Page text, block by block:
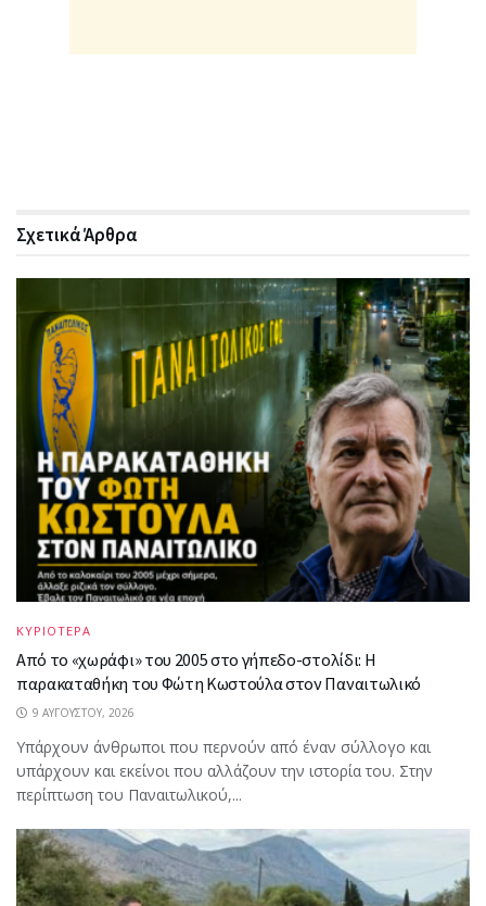
ΣχετικάΆρθρα
ΚΥΡΙΟΤΕΡΑ
Από το «χωράφι» του 2005 στο γήπεδο-στολίδι: Η
παρακαταθήκη του Φώτη Κωστούλα στον Παναιτωλικό
9 ΑΥΓΟΎΣΤΟΥ, 2026
Υπάρχουν άνθρωποι που περνούν από έναν σύλλογο και
υπάρχουν και εκείνοι που αλλάζουν την ιστορία του. Στην
περίπτωση του Παναιτωλικού,...